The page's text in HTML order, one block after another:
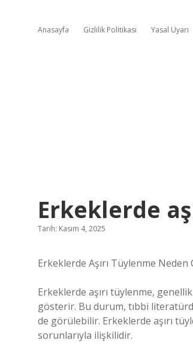
Anasayfa Gizlilik Politikası Yasal Uyarı
Erkeklerde
Tarih: Kasım 4, 2025
Erkeklerde Aşırı Tüylenme Neden
Erkeklerde aşırı tüylenme,
gösterir. Bu durum, tıbbi
de görülebilir. Erkeklerde aşırı
sorunlarıyla ilişkilidir.